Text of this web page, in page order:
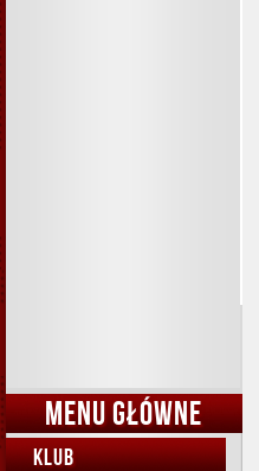
MENU GŁÓWNE
KLUB